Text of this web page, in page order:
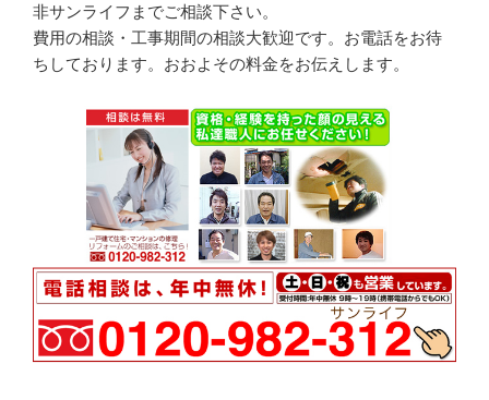
非サンライフまでご相談下さい。
費用の相談・工事期間の相談大歓迎です。お電話をお待
ちしております。おおよその料金をお伝えします。